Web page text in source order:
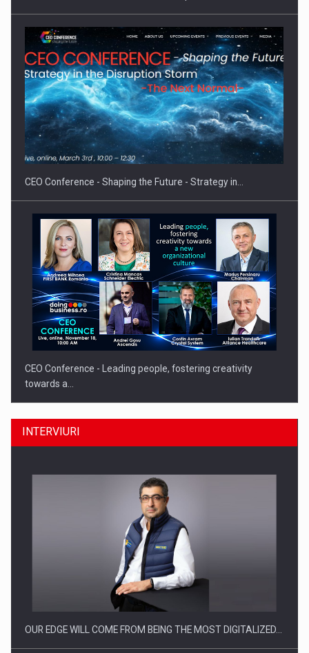
Proteinmaxxing and the Future of Protein Demand
CEO Conference - Shaping the Future - Strategy in…
CEO Conference - Leading people, fostering creativity
towards a…
CEO Conference - Shaping The Future - Technology and…
INTERVIURI
OUR EDGE WILL COME FROM BEING THE MOST DIGITALIZED…